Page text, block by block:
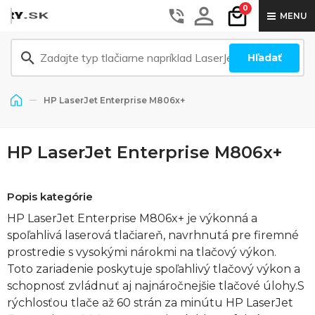
0
MENU
Hľadať
HP LaserJet Enterprise M806x+
HP LaserJet Enterprise M806x+
Popis kategórie
HP LaserJet Enterprise M806x+ je výkonná a
spoľahlivá laserová tlačiareň, navrhnutá pre firemné
prostredie s vysokými nárokmi na tlačový výkon.
Toto zariadenie poskytuje spoľahlivý tlačový výkon a
schopnosť zvládnuť aj najnáročnejšie tlačové úlohy.S
rýchlosťou tlače až 60 strán za minútu HP LaserJet